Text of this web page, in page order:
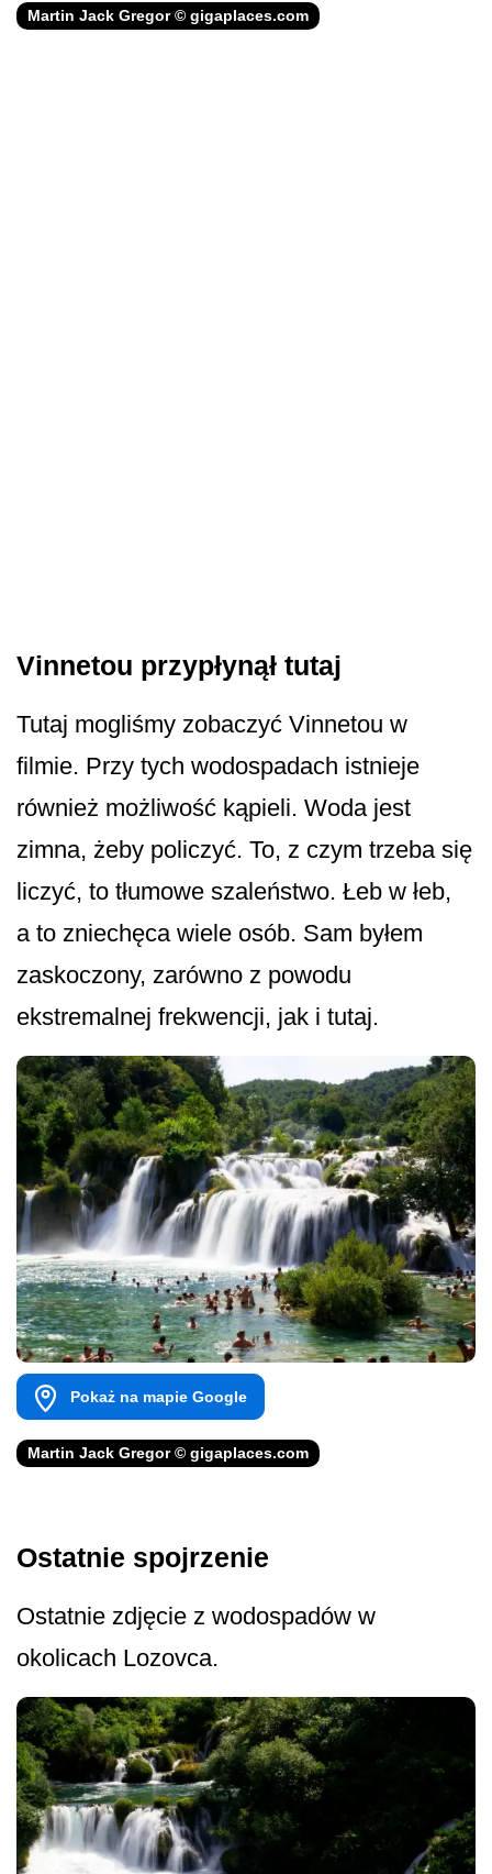
Martin Jack Gregor © gigaplaces.com
Vinnetou przypłynął tutaj
Tutaj mogliśmy zobaczyć Vinnetou w
filmie. Przy tych wodospadach istnieje
również możliwość kąpieli. Woda jest
zimna, żeby policzyć. To, z czym trzeba się
liczyć, to tłumowe szaleństwo. Łeb w łeb,
a to zniechęca wiele osób. Sam byłem
zaskoczony, zarówno z powodu
ekstremalnej frekwencji, jak i tutaj.
Pokaż na mapie Google
Martin Jack Gregor © gigaplaces.com
Ostatnie spojrzenie
Ostatnie zdjęcie z wodospadów w
okolicach Lozovca.